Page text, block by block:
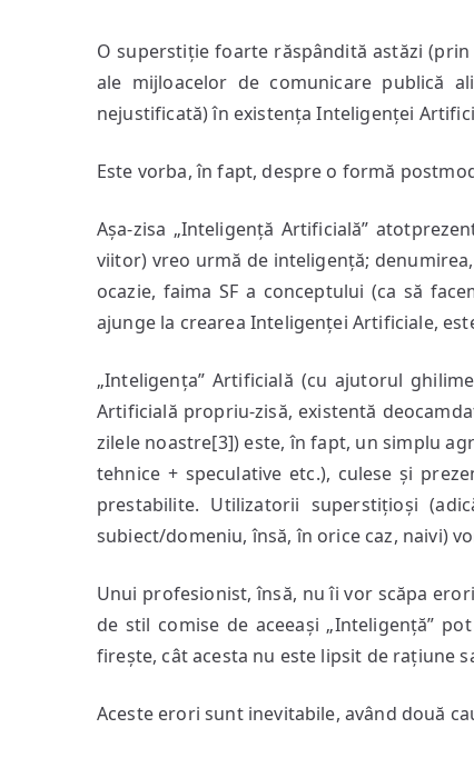
O superstiție foarte răspândită astăzi
ale mijloacelor de comunicare publică
nejustificată) în existența Inteligenței
Este vorba, în fapt, despre o formă
Așa-zisa „Inteligență Artificială”
viitor) vreo urmă de inteligență;
ocazie, faima SF a conceptului (ca să
ajunge la crearea Inteligenței Artificiale,
„Inteligența” Artificială (cu ajutorul
Artificială propriu-zisă, existentă
zilele noastre[3]) este, în fapt, un simplu
tehnice + speculative etc.), culese și
prestabilite. Utilizatorii superstițioși
subiect/domeniu, însă, în orice caz, naivi)
Unui profesionist, însă, nu îi vor scăpa
de stil comise de aceeași „Inteligență”
firește, cât acesta nu este lipsit de rațiune
Aceste erori sunt inevitabile, având două